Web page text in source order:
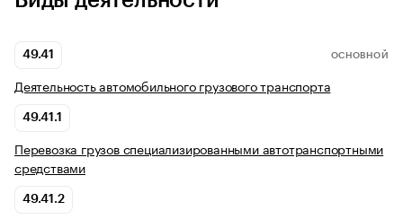
49.41 ОСНОВНОЙ
Деятельность автомобильного грузового транспорта
49.41.1
Перевозка грузов специализированными автотранспортными
средствами
49.41.2